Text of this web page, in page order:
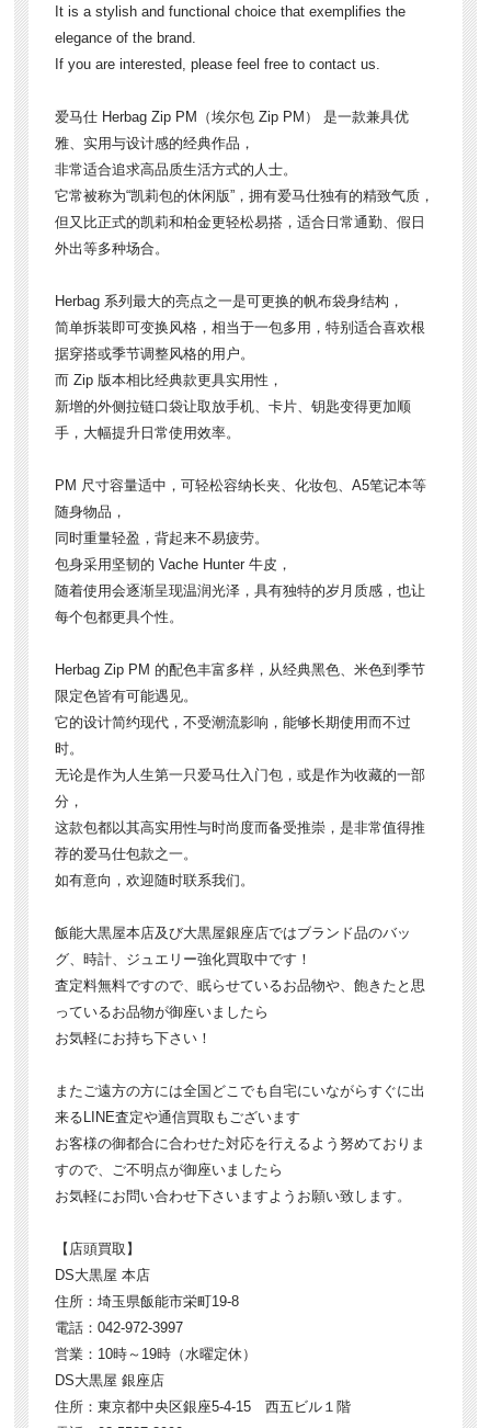
It is a stylish and functional choice that exemplifies the
elegance of the brand.
If you are interested, please feel free to contact us.
爱马仕 Herbag Zip PM（埃尔包 Zip PM） 是一款兼具优
雅、实用与设计感的经典作品，
非常适合追求高品质生活方式的人士。
它常被称为“凯莉包的休闲版”，拥有爱马仕独有的精致气质，
但又比正式的凯莉和柏金更轻松易搭，适合日常通勤、假日
外出等多种场合。
Herbag 系列最大的亮点之一是可更换的帆布袋身结构，
简单拆装即可变换风格，相当于一包多用，特别适合喜欢根
据穿搭或季节调整风格的用户。
而 Zip 版本相比经典款更具实用性，
新增的外侧拉链口袋让取放手机、卡片、钥匙变得更加顺
手，大幅提升日常使用效率。
PM 尺寸容量适中，可轻松容纳长夹、化妆包、A5笔记本等
随身物品，
同时重量轻盈，背起来不易疲劳。
包身采用坚韧的 Vache Hunter 牛皮，
随着使用会逐渐呈现温润光泽，具有独特的岁月质感，也让
每个包都更具个性。
Herbag Zip PM 的配色丰富多样，从经典黑色、米色到季节
限定色皆有可能遇见。
它的设计简约现代，不受潮流影响，能够长期使用而不过
时。
无论是作为人生第一只爱马仕入门包，或是作为收藏的一部
分，
这款包都以其高实用性与时尚度而备受推崇，是非常值得推
荐的爱马仕包款之一。
如有意向，欢迎随时联系我们。
飯能大黒屋本店及び大黒屋銀座店ではブランド品のバッ
グ、時計、ジュエリー強化買取中です！
査定料無料ですので、眠らせているお品物や、飽きたと思
っているお品物が御座いましたら
お気軽にお持ち下さい！
またご遠方の方には全国どこでも自宅にいながらすぐに出
来るLINE査定や通信買取もございます
お客様の御都合に合わせた対応を行えるよう努めておりま
すので、ご不明点が御座いましたら
お気軽にお問い合わせ下さいますようお願い致します。
【店頭買取】
DS大黒屋 本店
住所：埼玉県飯能市栄町19-8
電話：042-972-3997
営業：10時～19時（水曜定休）
DS大黒屋 銀座店
住所：東京都中央区銀座5-4-15 西五ビル１階